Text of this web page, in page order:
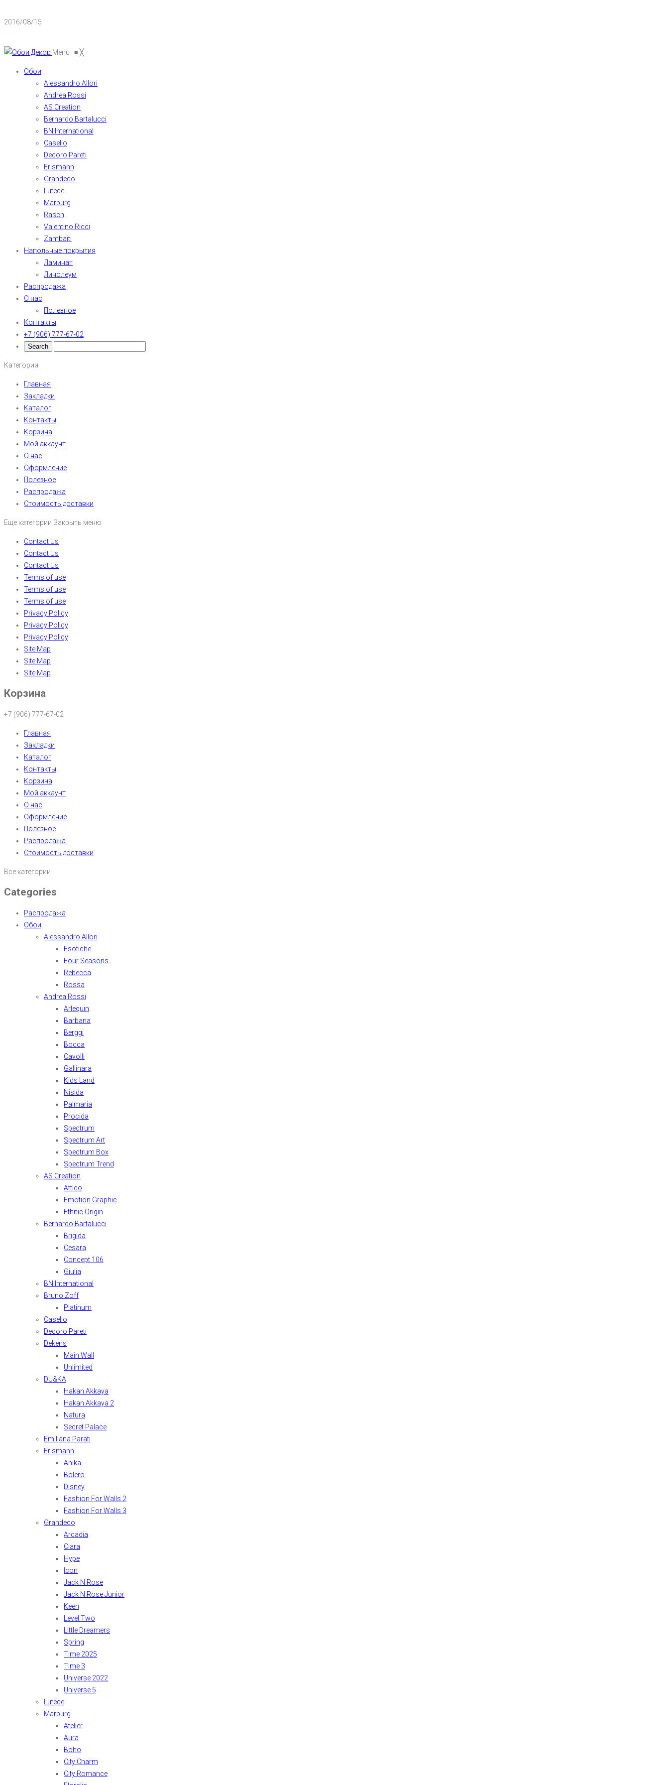
2016/08/15
Menu ≡╳
Обои
Alessandro Allori
Andrea Rossi
AS Creation
Bernardo Bartalucci
BN International
Caselio
Decoro Pareti
Erismann
Grandeco
Lutece
Marburg
Rasch
Valentino Ricci
Zambaiti
Напольные покрытия
Ламинат
Линолеум
Распродажа
О нас
Полезное
Контакты
+7 (906) 777-67-02
Категории
Главная
Закладки
Каталог
Контакты
Корзина
Мой аккаунт
О нас
Оформление
Полезное
Распродажа
Стоимость доставки
Еще категории Закрыть меню
Contact Us
Contact Us
Contact Us
Terms of use
Terms of use
Terms of use
Privacy Policy
Privacy Policy
Privacy Policy
Site Map
Site Map
Site Map
Корзина
+7 (906) 777-67-02
Главная
Закладки
Каталог
Контакты
Корзина
Мой аккаунт
О нас
Оформление
Полезное
Распродажа
Стоимость доставки
Все категории
Categories
Распродажа
Обои
Alessandro Allori
Esotiche
Four Seasons
Rebecca
Rossa
Andrea Rossi
Arlequin
Barbana
Berggi
Bocca
Cavolli
Gallinara
Kids Land
Nisida
Palmaria
Procida
Spectrum
Spectrum Art
Spectrum Box
Spectrum Trend
AS Creation
Attico
Emotion Graphic
Ethnic Origin
Bernardo Bartalucci
Brigida
Cesara
Concept 106
Giulia
BN International
Bruno Zoff
Platinum
Caselio
Decoro Pareti
Dekens
Main Wall
Unlimited
DU&KA
Hakan Akkaya
Hakan Akkaya 2
Natura
Secret Palace
Emiliana Parati
Erismann
Anika
Bolero
Disney
Fashion For Walls 2
Fashion For Walls 3
Grandeco
Arcadia
Ciara
Hype
Icon
Jack N Rose
Jack N Rose Junior
Keen
Level Two
Little Dreamers
Spring
Time 2025
Time 3
Universe 2022
Universe 5
Lutece
Marburg
Atelier
Aura
Boho
City Charm
City Romance